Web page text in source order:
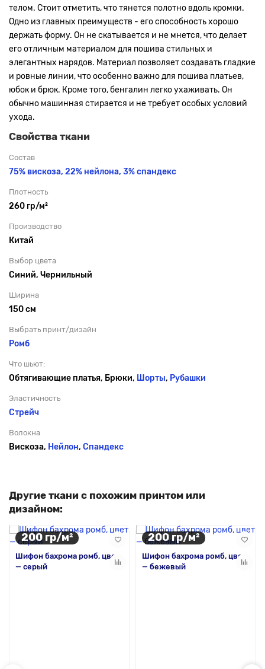
телом. Стоит отметить, что тянется полотно вдоль кромки.
Одно из главных преимуществ - его способность хорошо
держать форму. Он не скатывается и не мнется, что делает
его отличным материалом для пошива стильных и
элегантных нарядов. Материал позволяет создавать гладкие
и ровные линии, что особенно важно для пошива платьев,
юбок и брюк. Кроме того, бенгалин легко ухаживать. Он
обычно машинная стирается и не требует особых условий
ухода.
Свойства ткани
Состав
75% вискоза, 22% нейлона, 3% спандекс
Плотность
260 гр/м²
Производство
Китай
Выбор цвета
Синий, Чернильный
Ширина
150 см
Выбрать принт/дизайн
Ромб
Что шьют:
Обтягивающие платья, Брюки, Шорты, Рубашки
Эластичность
Стрейч
Волокна
Вискоза, Нейлон, Спандекс
Другие ткани с похожим принтом или
дизайном:
200 гр/м²
Шифон бахрома ромб, цвет
— серый
200 гр/м²
Шифон бахрома ромб, цвет
— бежевый